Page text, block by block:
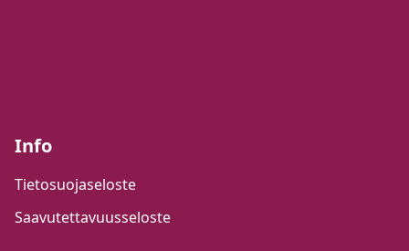
Info
Tietosuojaseloste
Saavutettavuusseloste